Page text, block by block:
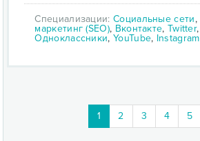
Специализации: Социальные сети,
маркетинг (SEO), Вконтакте, Twitter,
Одноклассники, YouTube, Instagram
1 2 3 4 5